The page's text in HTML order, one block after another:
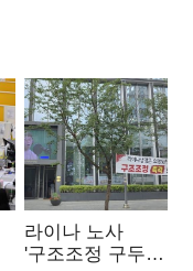
라이나 노사
'구조조정 구두